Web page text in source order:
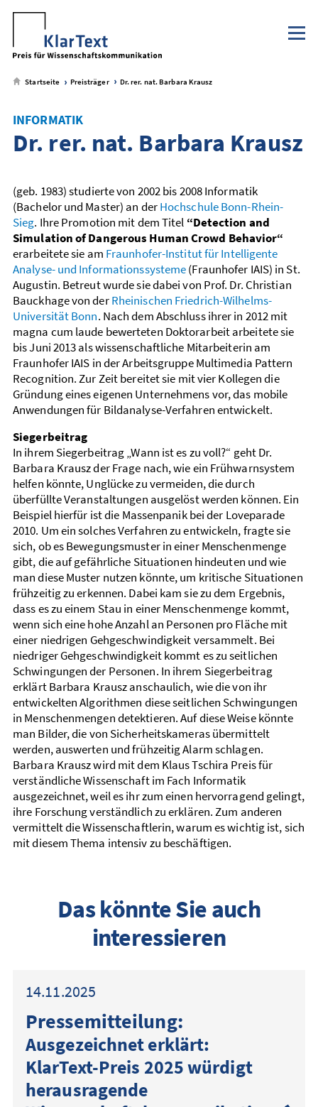
zum
Metamenü
zum
Hauptmenü
zum
Seiteninhalt
zum
Footer-
Menü
Startseite Preisträger Dr. rer. nat. Barbara Krausz
INFORMATIK
Dr. rer. nat. Barbara Krausz
(geb. 1983) studierte von 2002 bis 2008 Informatik
(Bachelor und Master) an derHochschule Bonn-Rhein-
Sieg. Ihre Promotion mit dem Titel “Detection and
Simulation of Dangerous Human Crowd Behavior“
erarbeitete sie am Fraunhofer-Institut für Intelligente
Analyse- und Informationssysteme(Fraunhofer IAIS) in St.
Augustin. Betreut wurde sie dabei von Prof. Dr. Christian
Bauckhage von derRheinischen Friedrich-Wilhelms-
Universität Bonn. Nach dem Abschluss ihrer in 2012 mit
magna cum laude bewerteten Doktorarbeit arbeitete sie
bis Juni 2013 als wissenschaftliche Mitarbeiterin am
Fraunhofer IAIS in der Arbeitsgruppe Multimedia Pattern
Recognition. Zur Zeit bereitet sie mit vier Kollegen die
Gründung eines eigenen Unternehmens vor, das mobile
Anwendungen für Bildanalyse-Verfahren entwickelt.
Siegerbeitrag
In ihrem Siegerbeitrag „Wann ist es zu voll?“ geht Dr.
Barbara Krausz der Frage nach, wie ein Frühwarnsystem
helfen könnte, Unglücke zu vermeiden, die durch
überfüllte Veranstaltungen ausgelöst werden können. Ein
Beispiel hierfür ist die Massenpanik bei der Loveparade
2010. Um ein solches Verfahren zu entwickeln, fragte sie
sich, ob es Bewegungsmuster in einer Menschenmenge
gibt, die auf gefährliche Situationen hindeuten und wie
man diese Muster nutzen könnte, um kritische Situationen
frühzeitig zu erkennen. Dabei kam sie zu dem Ergebnis,
dass es zu einem Stau in einer Menschenmenge kommt,
wenn sich eine hohe Anzahl an Personen pro Fläche mit
einer niedrigen Gehgeschwindigkeit versammelt. Bei
niedriger Gehgeschwindigkeit kommt es zu seitlichen
Schwingungen der Personen. In ihrem Siegerbeitrag
erklärt Barbara Krausz anschaulich, wie die von ihr
entwickelten Algorithmen diese seitlichen Schwingungen
in Menschenmengen detektieren. Auf diese Weise könnte
man Bilder, die von Sicherheitskameras übermittelt
werden, auswerten und frühzeitig Alarm schlagen.
Barbara Krausz wird mit dem Klaus Tschira Preis für
verständliche Wissenschaft im Fach Informatik
ausgezeichnet, weil es ihr zum einen hervorragend gelingt,
ihre Forschung verständlich zu erklären. Zum anderen
vermittelt die Wissenschaftlerin, warum es wichtig ist, sich
mit diesem Thema intensiv zu beschäftigen.
Das könnte Sie auch
interessieren
14.11.2025
Presse­mitteilung:
Ausgezeichnet erklärt:
KlarText-Preis 2025 würdigt
herausragende